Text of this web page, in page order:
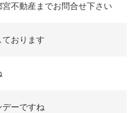
不動産までお問合せ下さい
おります
ーですね